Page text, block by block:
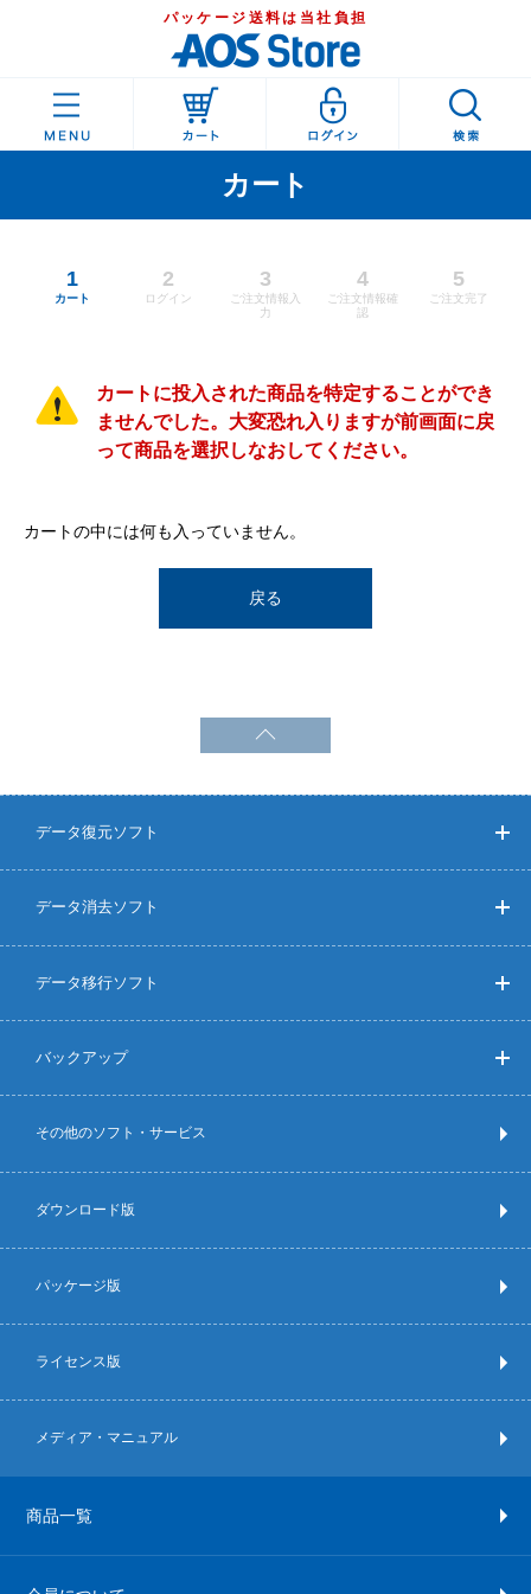
パッケージ送料は当社負担
カート
1
カート
2
ログイン
3
ご注文情報入
力
4
ご注文情報確
認
5
ご注文完了
カートに投入された商品を特定することができ
ませんでした。大変恐れ入りますが前画面に戻
って商品を選択しなおしてください。
カートの中には何も入っていません。
戻る
データ復元ソフト
データ消去ソフト
データ移行ソフト
バックアップ
その他のソフト・サービス
ダウンロード版
パッケージ版
ライセンス版
メディア・マニュアル
商品一覧